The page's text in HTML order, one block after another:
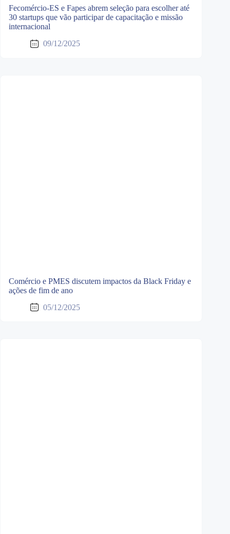
Fecomércio-ES e Fapes abrem seleção para escolher até
30 startups que vão participar de capacitação e missão
internacional
09/12/2025
Comércio e PMES discutem impactos da Black Friday e
ações de fim de ano
05/12/2025